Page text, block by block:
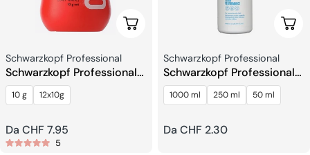
Scegli Le Opzioni
Venditore:
Schwarzkopf Professional
Schwarzkopf Professional
OSIS+ Dust It Polvere
10 g 12x10g
Prezzo
regolare
Da CHF 7.95
5
Venditore:
Schwarzkopf Professional
Schwarzkopf Professional
BC Bonacure Moisture Kick
Shampoo Glycerol
1000 ml 250 ml 50 ml
Prezzo
Da CHF 2.30